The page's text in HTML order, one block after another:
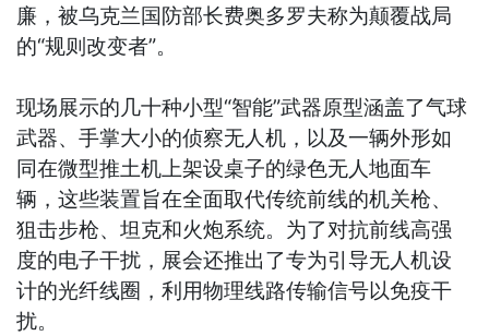
廉，被乌克兰国防部长费奥多罗夫称为颠覆战局
的“规则改变者”。
现场展示的几十种小型“智能”武器原型涵盖了气球
武器、手掌大小的侦察无人机，以及一辆外形如
同在微型推土机上架设桌子的绿色无人地面车
辆，这些装置旨在全面取代传统前线的机关枪、
狙击步枪、坦克和火炮系统。为了对抗前线高强
度的电子干扰，展会还推出了专为引导无人机设
计的光纤线圈，利用物理线路传输信号以免疫干
扰。